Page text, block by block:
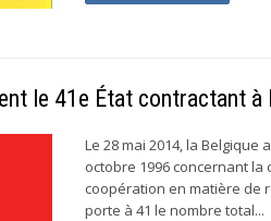
le 41e État contractant
Le 28 mai 2014, la
octobre 1996 concernant
coopération en matière de
porte à 41 le nombre total...